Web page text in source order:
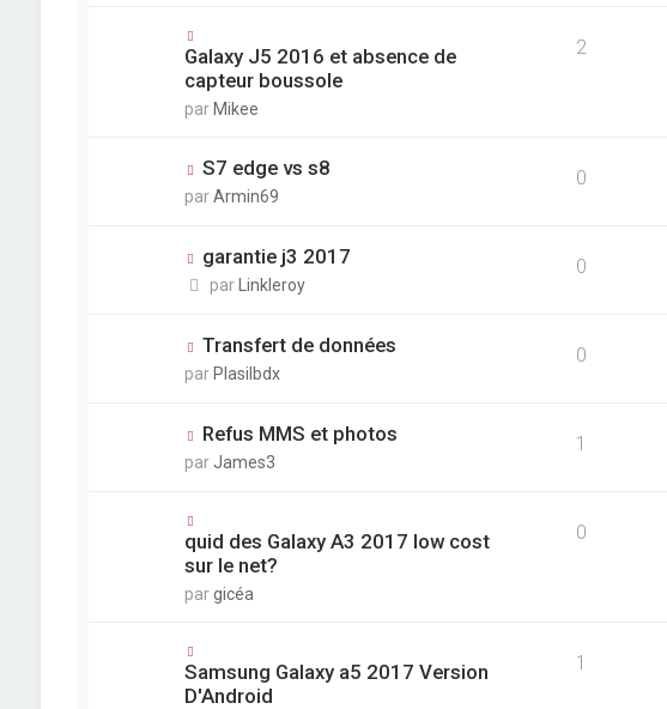
Galaxy J5 2016 et absence de
capteur boussole
par Mikee
2
S7 edge vs s8
parArmin69
0
garantie j3 2017
par Linkleroy
0
Transfert de données
par Plasilbdx
0
Refus MMS et photos
par James3
1
quid des Galaxy A3 2017 low cost
sur le net?
pargicéa
0
Samsung Galaxy a5 2017 Version
D'Android
1